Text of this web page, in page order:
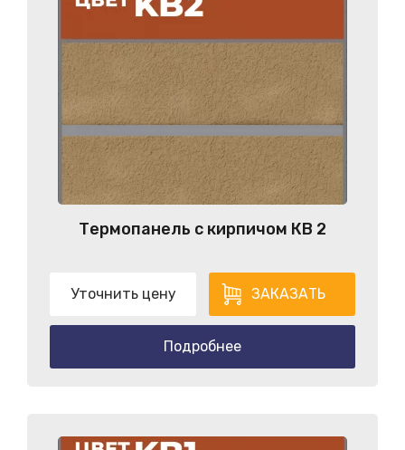
Термопанель с кирпичом КB 2
Уточнить цену ЗАКАЗАТЬ
Подробнее